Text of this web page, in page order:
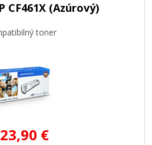
CF461X (Azúrový)
toner
€